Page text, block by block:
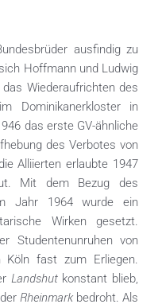
ausfindig zu
Hoffmann und Ludwig
Wiederaufrichten des
Dominikanerkloster in
das erste GV-ähnliche
des Verbotes von
Alliierten erlaubte 1947
Mit dem Bezug des
Jahr 1964 wurde ein
Wirken gesetzt.
Studentenunruhen von
Köln fast zum Erliegen.
Landshutkonstant blieb,
Rheinmarkbedroht. Als